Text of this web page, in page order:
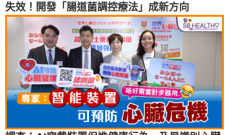
失效！開發「腸道菌調控療法」成新方向